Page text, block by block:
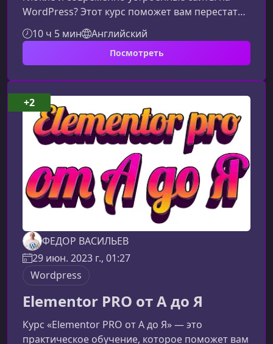
WordPress? Этот курс поможет вам перестать
блуждать среди конструкторов и начать
создавать профессиональные проекты на
Bricks — без перегруза знаниями для
выбор для веб‑дизайнераBricks builder
стремительно стал ведущим инструментом
среди специалистов, которым нужны скорость,
гибкость и современный рабочий процесс без
лишнег
10 ч 5 мин Английский
Посмотреть
ФЕДОР ВАСИЛЬЕВ
29 июн. 2023 г., 01:27
Wordpress
Elementor PRO от А до Я
Курс «Elementor PRO от А до Я» — это
практическое обучение, которое поможет вам
+2